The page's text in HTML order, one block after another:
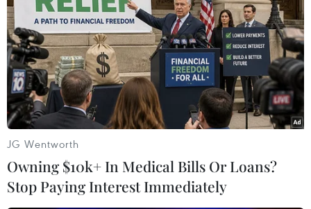
Theo dõi VietnamPlus
TIN LIÊN QUAN
JG Wentworth
Owning $10k+ In Medical Bills Or Loans?
Stop Paying Interest Immediately